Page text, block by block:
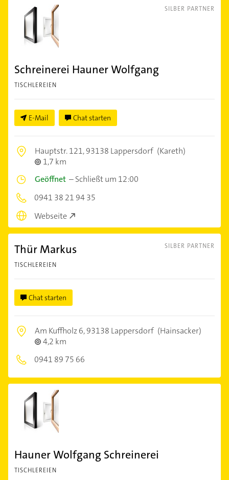
SILBER PARTNER
Schreinerei Hauner Wolfgang
TISCHLEREIEN
E-Mail Chat starten
Hauptstr. 121,93138 Lappersdorf (Kareth)
1,7 km
Geöffnet –Schließt um 12:00
0941 38 21 94 35
Webseite
SILBER PARTNER
Thür Markus
TISCHLEREIEN
Chat starten
Am Kuffholz 6,93138 Lappersdorf (Hainsacker)
4,2 km
0941 89 75 66
Hauner Wolfgang Schreinerei
TISCHLEREIEN